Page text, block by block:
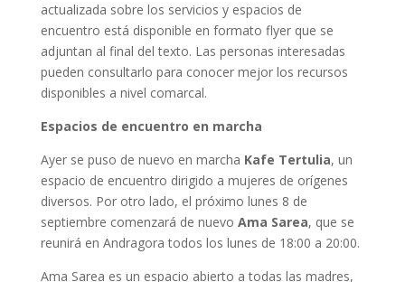
actualizada sobre los servicios y espacios de
encuentro está disponible en formato flyer que se
adjuntan al final del texto. Las personas interesadas
pueden consultarlo para conocer mejor los recursos
disponibles a nivel comarcal.
Espacios de encuentro en marcha
Ayer se puso de nuevo en marcha Kafe Tertulia, un
espacio de encuentro dirigido a mujeres de orígenes
diversos. Por otro lado, el próximo lunes 8 de
septiembre comenzará de nuevo Ama Sarea, que se
reunirá en Andragora todos los lunes de 18:00 a 20:00.
Ama Sarea es un espacio abierto a todas las madres,